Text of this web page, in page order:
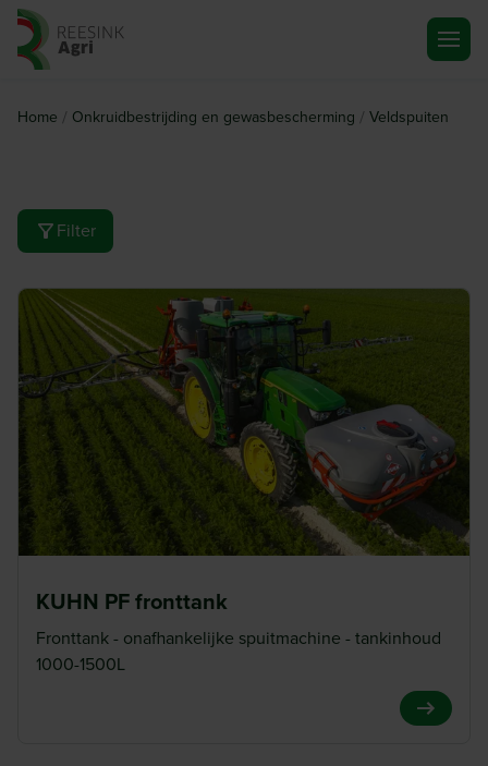
Home / Onkruidbestrijding en gewasbescherming / Veldspuiten
Filter
KUHN PF fronttank
Fronttank - onafhankelijke spuitmachine - tankinhoud
1000-1500L
View